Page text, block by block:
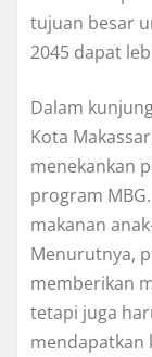
tujuan besar
2045 dapat
Dalam
Kota
menekankan
program
makanan
Menurutnya,
memberikan
tetapi juga
mendapatkan